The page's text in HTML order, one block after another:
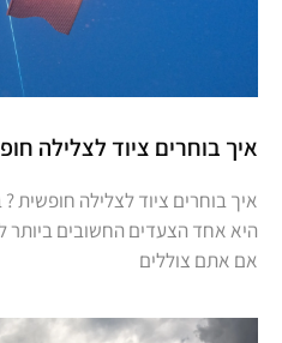
איך בוחרים ציוד לצלילה
איך בוחרים ציוד לצלילה חופשית
היא אחד הצעדים החשובים ביותר
אם אתם צוללים